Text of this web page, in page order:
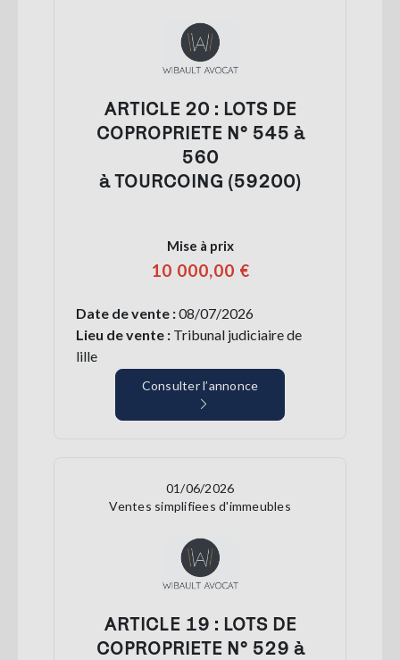
ARTICLE 20 : LOTS DE
COPROPRIETE N° 545 à
560
à TOURCOING (59200)
Mise à prix
10 000,00 €
Date de vente :08/07/2026
Lieu de vente : Tribunal judiciaire de
lille
Consulter l’annonce
01/06/2026
Ventes simplifiees d'immeubles
ARTICLE 19 : LOTS DE
COPROPRIETE N° 529 à